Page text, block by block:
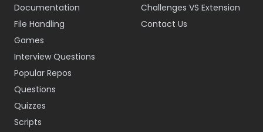
Documentation
File Handling
Games
Interview Questions
Popular Repos
Questions
Quizzes
Scripts
Challenges VS Extension
Contact Us